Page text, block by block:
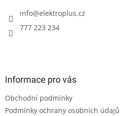
info@elektroplus.cz
777 223 234
Informace pro vás
Obchodní podmínky
Podmínky ochrany osobních údajů